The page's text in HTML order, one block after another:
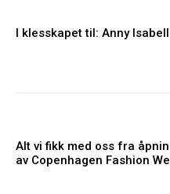
I klesskapet til: Anny
Alt vi fikk med oss fra
av Copenhagen Fashion